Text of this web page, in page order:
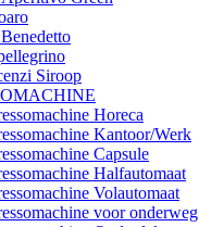
Siroop
Horeca
Kantoor/Werk
Capsule
Halfautomaat
Volautomaat
voor onderweg